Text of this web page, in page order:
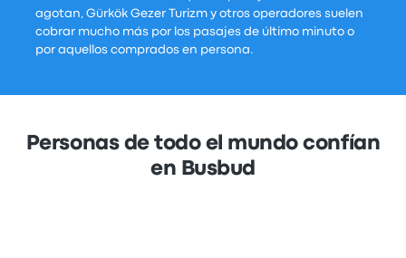
agotan, Gürkök Gezer Turizm y otros operadores suelen
cobrar mucho más por los pasajes de último minuto o
por aquellos comprados en persona.
Personas de todo el mundo confían
en Busbud